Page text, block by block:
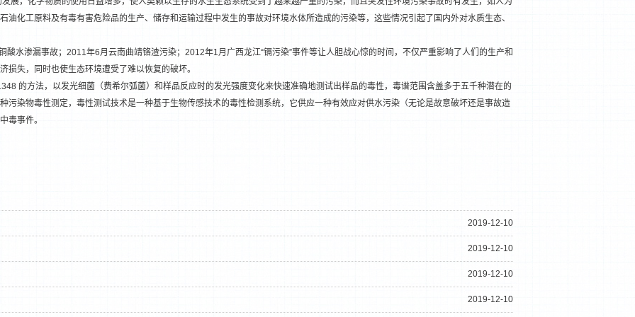
1 2
油化工原料及有毒有害危险品的生产、储存和运输过程中发生的事故对环境水体所造成的污染等，这些情况引起了国内外对水质生态、
水渗漏事故；2011年6月云南曲靖铬渣污染；2012年1月广西龙江“镉污染”事件等让人胆战心惊的时间，不仅严重影响了人们的生产和
损失，同时也使生态环境遭受了难以恢复的破坏。
的方法，以发光细菌（费希尔弧菌）和样品反应时的发光强度变化来快速准确地测试出样品的毒性，毒谱范围含盖多于五千种潜在的
污染物毒性测定，毒性测试技术是一种基于生物传感技术的毒性检测系统，它供应一种有效应对供水污染（无论是故意破坏还是事故造
毒事件。
2019-12-10
2019-12-10
2019-12-10
2019-12-10